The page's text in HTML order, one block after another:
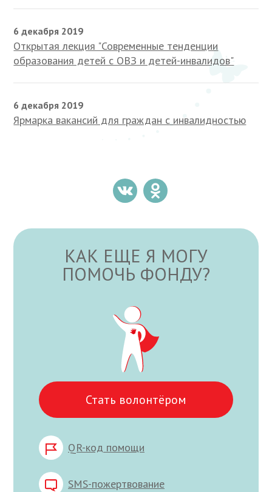
6 декабря 2019
Открытая лекция "Современные тенденции
образования детей с ОВЗ и детей-инвалидов"
6 декабря 2019
Ярмарка вакансий для граждан с инвалидностью
КАК ЕЩЕ Я МОГУ
ПОМОЧЬ ФОНДУ?
Стать волонтёром
QR-код помощи
SMS-пожертвование